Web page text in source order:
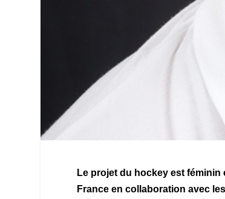
Le projet du hockey est
France en collaboration avec